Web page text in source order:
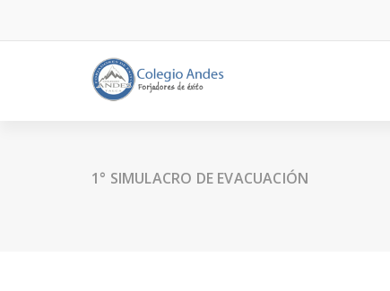
1° SIMULACRO DE EVACUACIÓN